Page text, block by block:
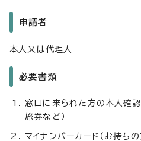
申請者
本人又は代理人
必要書類
窓口に来られた方の本人確認
旅券など）
マイナンバーカード（お持ちの